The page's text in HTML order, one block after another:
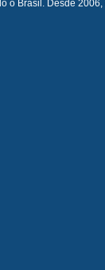
Brasil. Desde